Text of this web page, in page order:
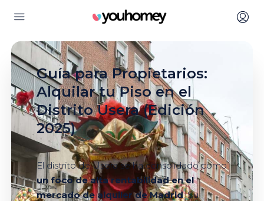
Guía para Propietarios:
Alquilar tu Piso en el
Distrito Usera (Edición
2025)
El distrito de Usera se ha consolidado como
un foco de alta rentabilidad en el
mercado de alquiler de Madrid. Su